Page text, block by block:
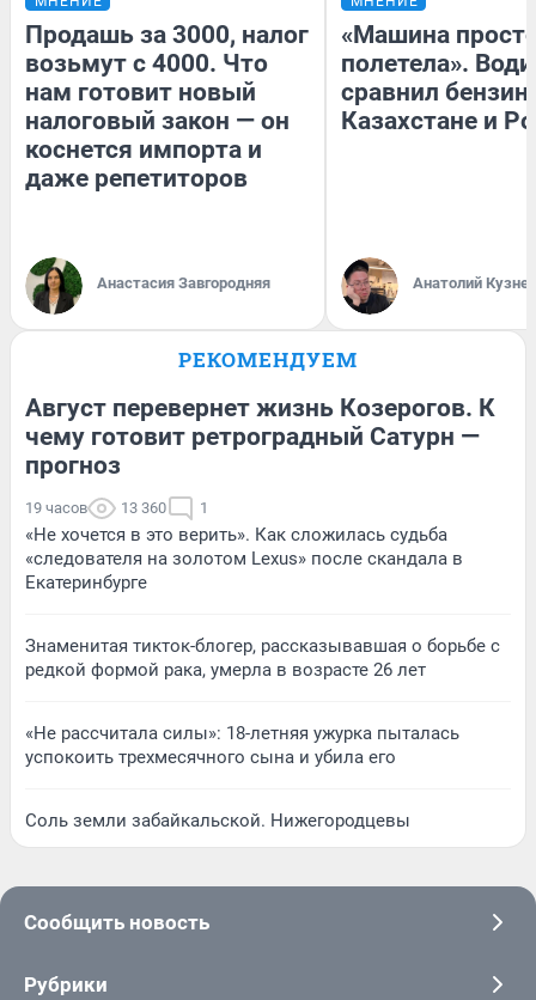
Продашь за 3000, налог
возьмут с 4000. Что
нам готовит новый
налоговый закон — он
коснется импорта и
даже репетиторов
Анастасия Завгородняя
«Машина
полетела».
сравнил бензин
Казахстане и
Анатолий
РЕКОМЕНДУЕМ
Август перевернет жизнь Козерогов. К
чему готовит ретроградный Сатурн —
прогноз
19 часов 13 360 1
«Не хочется в это верить». Как сложилась судьба
«следователя на золотом Lexus» после скандала в
Екатеринбурге
Знаменитая тикток-блогер, рассказывавшая о борьбе с
редкой формой рака, умерла в возрасте 26 лет
«Не рассчитала силы»: 18-летняя ужурка пыталась
успокоить трехмесячного сына и убила его
Соль земли забайкальской. Нижегородцевы
Сообщить новость
Рубрики